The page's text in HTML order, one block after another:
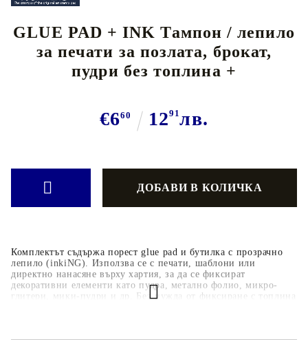
GLUE PAD + INK Тампон / лепило
за печати за позлата, брокат,
пудри без топлина +
€660 1291лв.
Комплектът съдържа порест glue pad и бутилка с прозрачно
лепило (inkiNG). Използва се с печати, шаблони или
директно нанасяне върху хартия, за да се фиксират
декоративни елементи като пудра, метално фолио, микро-
глитери, мики-пудри и др. Без нужда от фиксиране с топлина